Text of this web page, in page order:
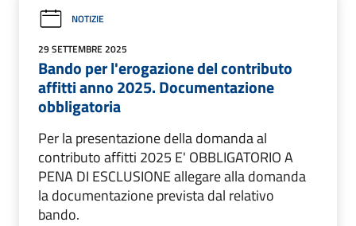
NOTIZIE
29 SETTEMBRE 2025
Bando per l'erogazione del contributo
affitti anno 2025. Documentazione
obbligatoria
Per la presentazione della domanda al
contributo affitti 2025 E' OBBLIGATORIO A
PENA DI ESCLUSIONE allegare alla domanda
la documentazione prevista dal relativo
bando.